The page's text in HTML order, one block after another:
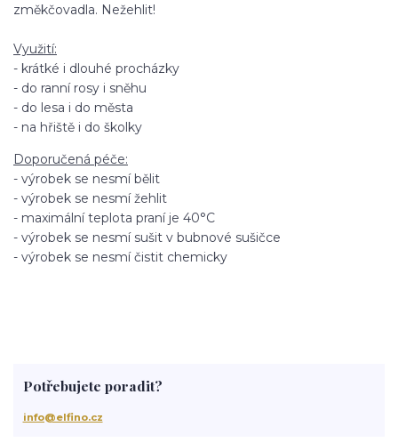
změkčovadla. Nežehlit!
Využití:
- krátké i dlouhé procházky
- do ranní rosy i sněhu
- do lesa i do města
- na hřiště i do školky
Doporučená péče:
- výrobek se nesmí bělit
- výrobek se nesmí žehlit
- maximální teplota praní je 40°C
- výrobek se nesmí sušit v bubnové sušičce
- výrobek se nesmí čistit chemicky
Potřebujete poradit?
info@elfino.cz